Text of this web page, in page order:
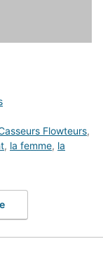
Flowteurs,
, la femme, la